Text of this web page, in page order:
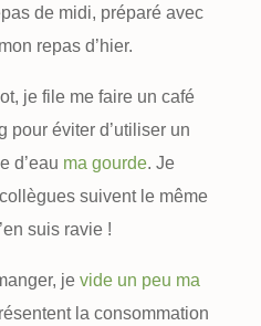
de midi, préparé avec
repas d’hier.
je file me faire un café
pour éviter d’utiliser un
d’eau ma gourde. Je
suivent le même
suis ravie !
je vide un peu ma
la consommation